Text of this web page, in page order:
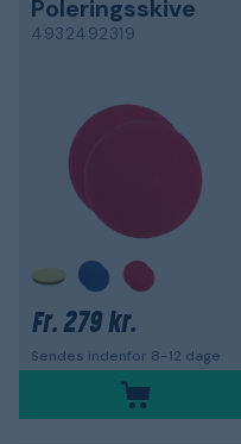
Poleringsskive
4932492319
Fr. 279 kr.
Sendes indenfor 8-12 dage